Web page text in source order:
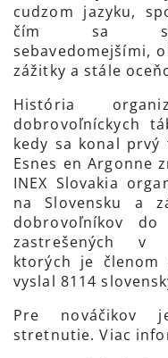
cudzom jazyku,
čím sa
sebavedomejšími,
zážitky a stále
História
dobrovoľníckych
kedy sa konal
Esnes en Argonne
INEX Slovakia
na Slovensku a
dobrovoľníkov
zastrešených v
ktorých je
vyslal 8114
Pre nováčikov
stretnutie. Viac